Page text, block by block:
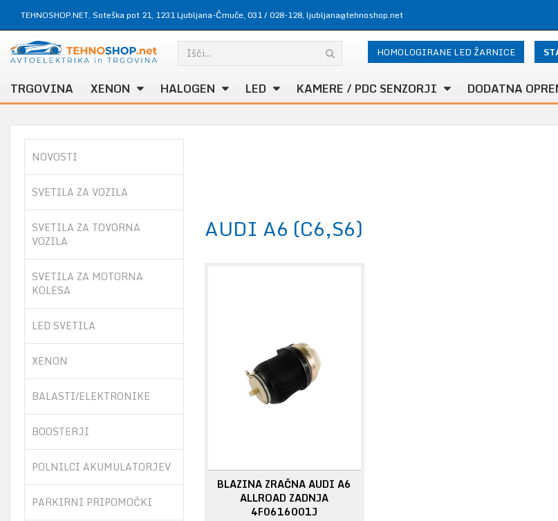
TEHNOSHOP.NET, Soteška pot 21, 1231 Ljubljana-Črnuče, 031 / 028-128, ljubljana@tehnoshop.net
HOMOLOGIRANE LED ŽARNICE
TRGOVINA XENON HALOGEN LED KAMERE / PDC SENZORJI DODATNA
NOVOSTI
SVETILA ZA VOZILA
SVETILA ZA TOVORNA
VOZILA
SVETILA ZA MOTORNA
KOLESA
LED SVETILA
XENON
BALASTI/ELEKTRONIKE
BOOSTERJI
POLNILCI AKUMULATORJEV
PARKIRNI PRIPOMOČKI
AUDI A6 (C6,S6)
BLAZINA ZRAČNA AUDI A6
ALLROAD ZADNJA
4F0616001J